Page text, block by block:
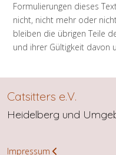
Formulierungen dieses
nicht, nicht mehr oder
bleiben die übrigen Teile
und ihrer Gültigkeit davon
Catsitters e.V.
Heidelberg und
Impressum